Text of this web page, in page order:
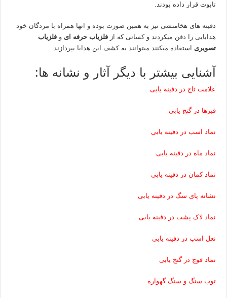
تابوت قرار داده بودند.
دفینه های هخامنشی نیز به همین صورت بوده و انها همراه با مردگان خود
هدایایی را دفن میکردند و کسانی که ازفلزیاب حرفه ای وفلزیاب
تصویری استفاده میکنند میتوانند به کشف این هدایا بپردازند.
آشنایی بیشتر با دیگر آثار و نشانه ها:
علامت تاج در دفینه یابی
قبرها در گنج یابی
نماد اسب در دفینه یابی
نماد ماه در دفینه یابی
نماد کمان در دفینه یابی
نشانه پای سگ در دفینه یابی
نماد لاک پشت در دفینه یابی
نعل اسب در دفینه یابی
نماد قوچ در گنج یابی
توپ سنگ و سنگ گهواره